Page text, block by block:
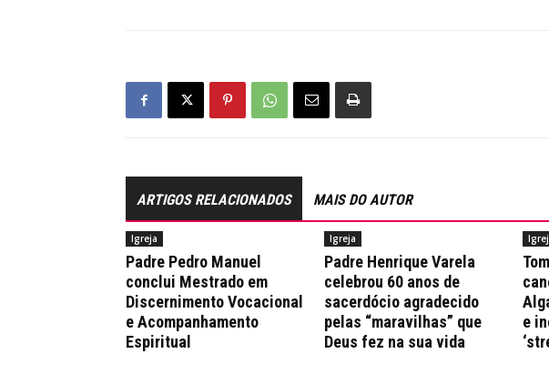
ARTIGOS RELACIONADOS MAIS DO AUTOR
Igreja
Padre Pedro Manuel
conclui Mestrado em
Discernimento Vocacional
e Acompanhamento
Espiritual
Igreja
Padre Henrique Varela
celebrou 60 anos de
sacerdócio agradecido
pelas “maravilhas” que
Deus fez na sua vida
e